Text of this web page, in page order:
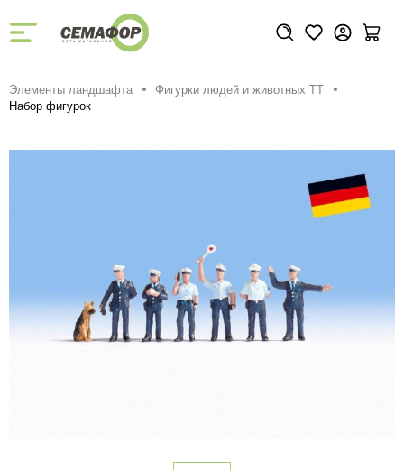
Элементы ландшафта
Фигурки людей и животных TT
Набор фигурок